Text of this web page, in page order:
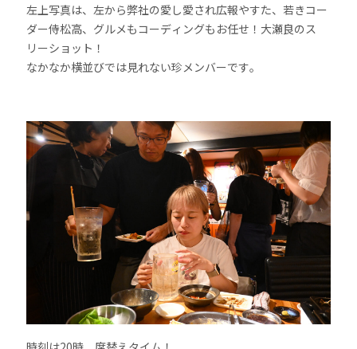
左上写真は、左から弊社の愛し愛され広報やすた、若きコー
ダー侍松高、グルメもコーディングもお任せ！大瀬良のス
リーショット！
なかなか横並びでは見れない珍メンバーです。